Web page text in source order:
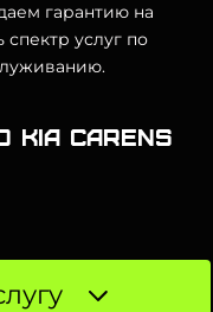
гарантию на
услуг по
KIA Carens